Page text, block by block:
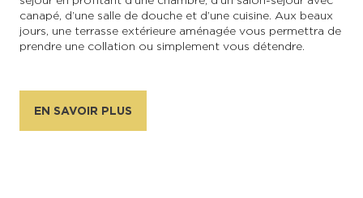
canapé, d’une salle de douche et d’une cuisine. Aux beaux
jours, une terrasse extérieure aménagée vous permettra de
prendre une collation ou simplement vous détendre.
EN SAVOIR PLUS